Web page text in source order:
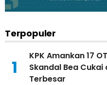
Terpopuler
1
KPK Amankan 17
Skandal Bea
Terbesar